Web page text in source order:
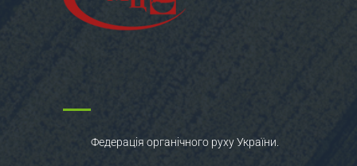
Федерація органічного руху України.